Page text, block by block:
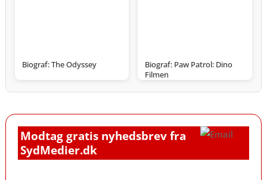
Biograf: The Odyssey
Biograf: Paw Patrol: Dino
Filmen
Modtag gratis nyhedsbrev fra
SydMedier.dk